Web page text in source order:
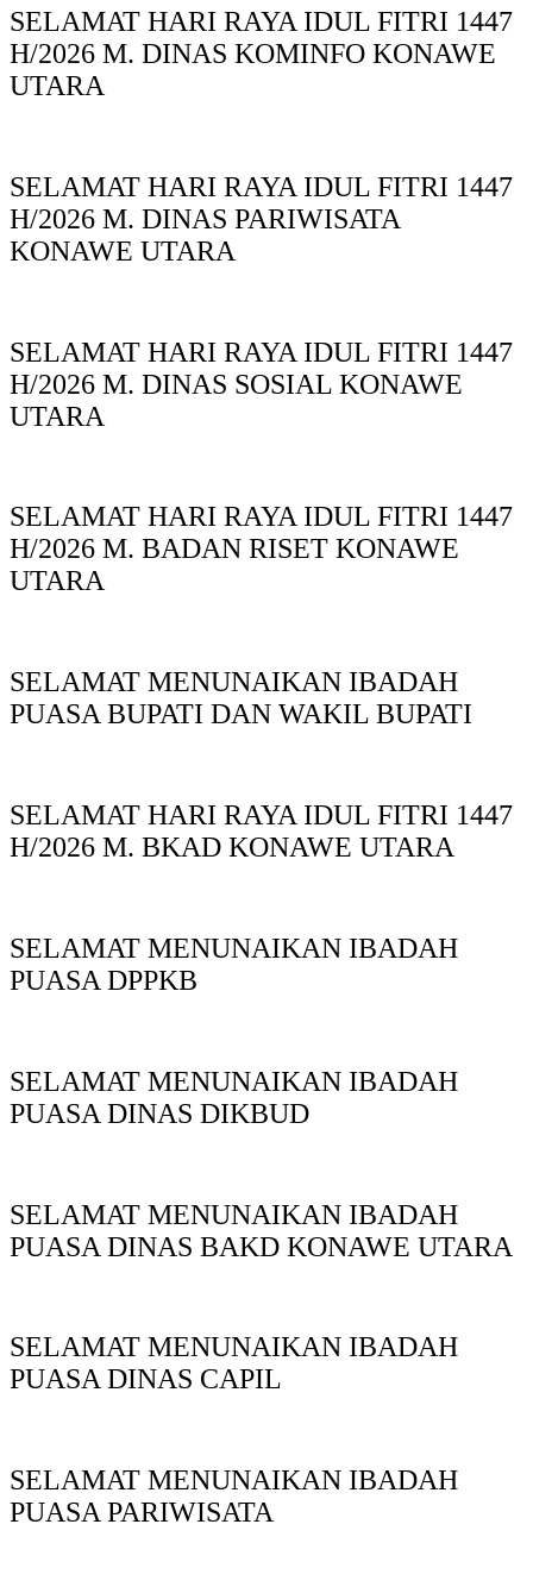
SELAMAT HARI RAYA IDUL FITRI 1447
H/2026 M. DINAS KOMINFO KONAWE
UTARA
SELAMAT HARI RAYA IDUL FITRI 1447
H/2026 M. DINAS PARIWISATA
KONAWE UTARA
SELAMAT HARI RAYA IDUL FITRI 1447
H/2026 M. DINAS SOSIAL KONAWE
UTARA
SELAMAT HARI RAYA IDUL FITRI 1447
H/2026 M. BADAN RISET KONAWE
UTARA
SELAMAT MENUNAIKAN IBADAH
PUASA BUPATI DAN WAKIL BUPATI
SELAMAT HARI RAYA IDUL FITRI 1447
H/2026 M. BKAD KONAWE UTARA
SELAMAT MENUNAIKAN IBADAH
PUASA DPPKB
SELAMAT MENUNAIKAN IBADAH
PUASA DINAS DIKBUD
SELAMAT MENUNAIKAN IBADAH
PUASA DINAS BAKD KONAWE UTARA
SELAMAT MENUNAIKAN IBADAH
PUASA DINAS CAPIL
SELAMAT MENUNAIKAN IBADAH
PUASA PARIWISATA